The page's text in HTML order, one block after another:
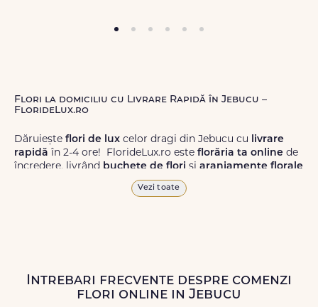
Flori la domiciliu cu Livrare Rapidă în Jebucu –
FlorideLux.ro
Dăruiește flori de lux celor dragi din Jebucu cu livrare
rapidă în 2-4 ore! FlorideLux.ro este florăria ta online de
încredere, livrând buchete de flori și aranjamente florale
de calitate superioară în Jebucu și în toată România.
Livrăm buchete de florichiar și în weekend, pentru ca tu
să poți adresa un gest frumos atunci când ai nevoie.
Vezi toate
Intrebari frecvente despre comenzi
flori online in Jebucu